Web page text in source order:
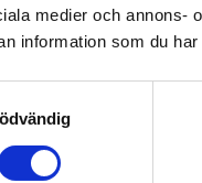
medier och annons-
information som du